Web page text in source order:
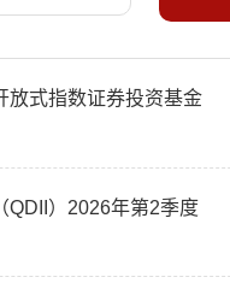
放式指数证券投资基金
QDII）2026年第2季度